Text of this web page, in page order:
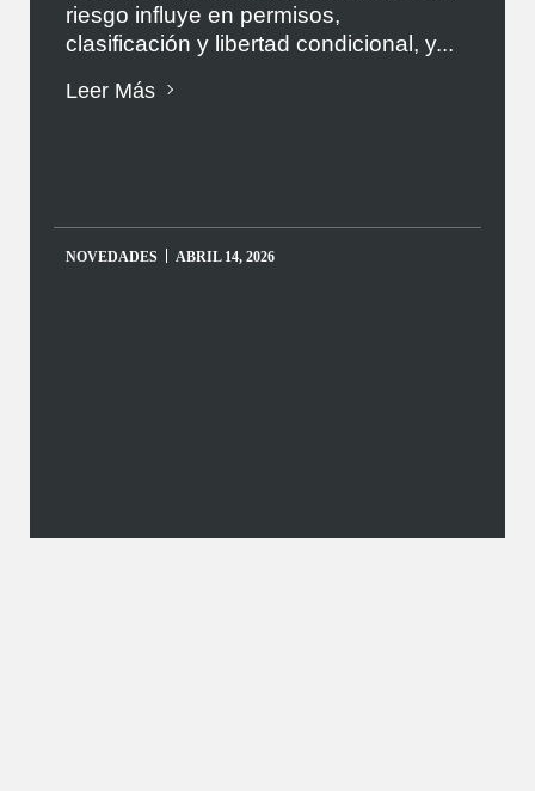
riesgo influye en permisos,
clasificación y libertad condicional, y...
Leer Más
NOVEDADES ABRIL 14, 2026